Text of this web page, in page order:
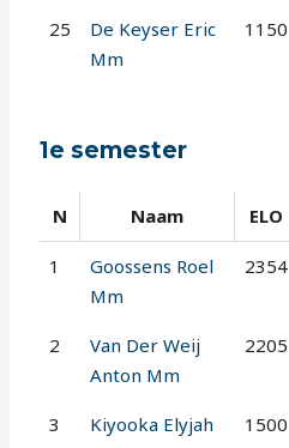
25
De Keyser Eric
Mm
1150
1e semester
N Naam ELO
1
Goossens Roel
Mm
2354
2
Van Der Weij
Anton Mm
2205
3 Kiyooka Elyjah 1500